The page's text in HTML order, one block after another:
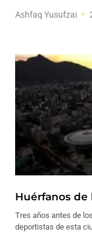
Ashfaq Yusufzai
Huérfanos
Tres años antes de
deportistas de esta